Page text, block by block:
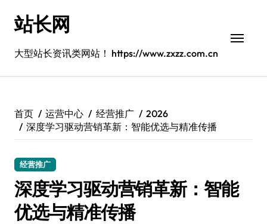
站长网
大型站长资讯类网站！ https://www.zxzz.com.cn
首页 运营中心 经营推广
2026
深度学习驱动营销革新：智能优选与精准传播
经营推广
深度学习驱动营销革新：智能
优选与精准传播